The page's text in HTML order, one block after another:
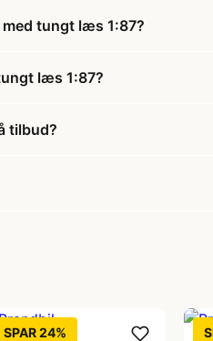
tungt læs 1:87?
læs 1:87?
tilbud?
SPAR 24%